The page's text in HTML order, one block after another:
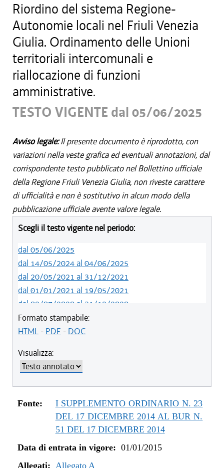
Riordino del sistema Regione-
Autonomie locali nel Friuli Venezia
Giulia. Ordinamento delle Unioni
territoriali intercomunali e
riallocazione di funzioni
amministrative.
TESTO VIGENTE dal 05/06/2025
Avviso legale:Il presente documento è riprodotto, con
variazioni nella veste grafica ed eventuali annotazioni, dal
corrispondente testo pubblicato nel Bollettino ufficiale
della Regione Friuli Venezia Giulia, non riveste carattere
di ufficialità e non è sostitutivo in alcun modo della
pubblicazione ufficiale avente valore legale.
Scegli il testo vigente nel periodo:
dal 05/06/2025
dal 14/05/2024 al 04/06/2025
dal 20/05/2021 al 31/12/2021
dal 01/01/2021 al 19/05/2021
dal 02/07/2020 al 31/12/2020
dal 01/07/2020 al 01/07/2020
dal 21/05/2020 al 30/06/2020
dal 19/12/2019 al 31/12/2019
dal 21/11/2019 al 18/12/2019
dal 10/08/2019 al 20/11/2019
dal 11/07/2019 al 09/08/2019
dal 01/01/2019 al 10/07/2019
dal 16/08/2018 al 31/12/2018
dal 15/02/2018 al 29/06/2018
Formato stampabile:
HTML- PDF - DOC
Visualizza:
Fonte:
I SUPPLEMENTO ORDINARIO N. 23
DEL 17 DICEMBRE 2014 AL BUR N.
51 DEL 17 DICEMBRE 2014
Data di entrata in vigore: 01/01/2015
Allegati: Allegato A